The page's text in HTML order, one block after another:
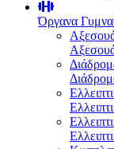
Όργανα